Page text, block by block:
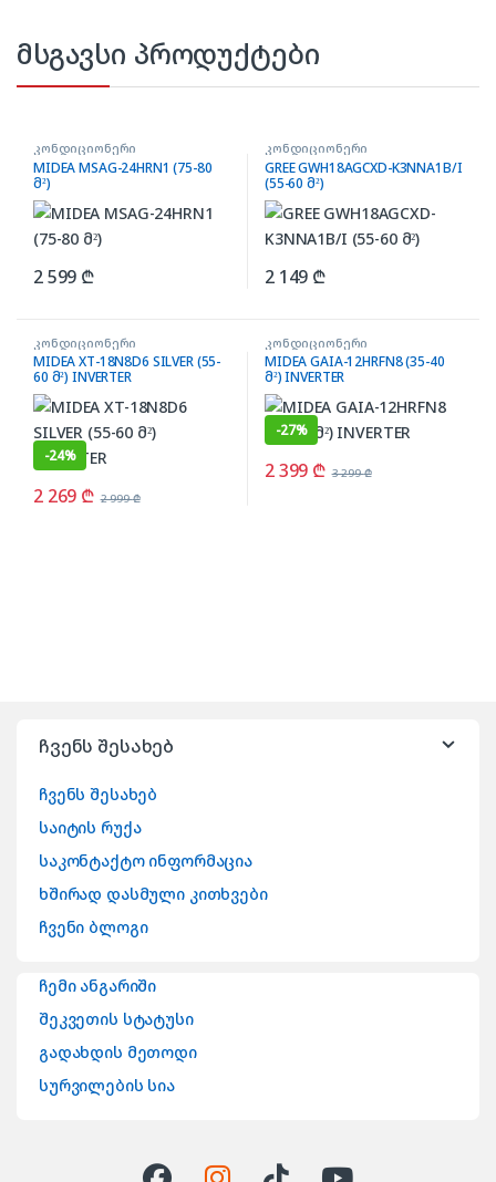
მსგავსი პროდუქტები
კონდიციონერი
MIDEA MSAG-24HRN1 (75-80
მ²)
2 599 ₾
კონდიციონერი
GREE GWH18AGCXD-K3NNA1B/I
(55-60 მ²)
2 149 ₾
კონდიციონერი
MIDEA XT-18N8D6 SILVER (55-
60 მ²) INVERTER
-24%
2 269 ₾ 2 999₾
კონდიციონერი
MIDEA GAIA-12HRFN8 (35-40
მ²) INVERTER
-27%
2 399 ₾ 3 299₾
ჩვენს შესახებ
ჩვენს შესახებ
საიტის რუქა
საკონტაქტო ინფორმაცია
ხშირად დასმული კითხვები
ჩვენი ბლოგი
ჩემი ანგარიში
შეკვეთის სტატუსი
გადახდის მეთოდი
სურვილების სია